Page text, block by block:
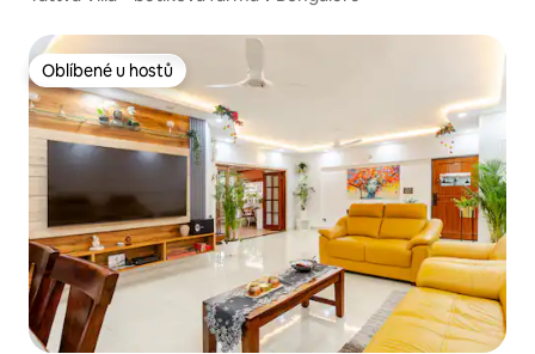
Oblíbené u hostů
Oblíbené u hostů